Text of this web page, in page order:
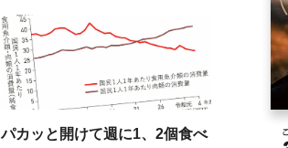
パカッと開けて週に1、2個食べ